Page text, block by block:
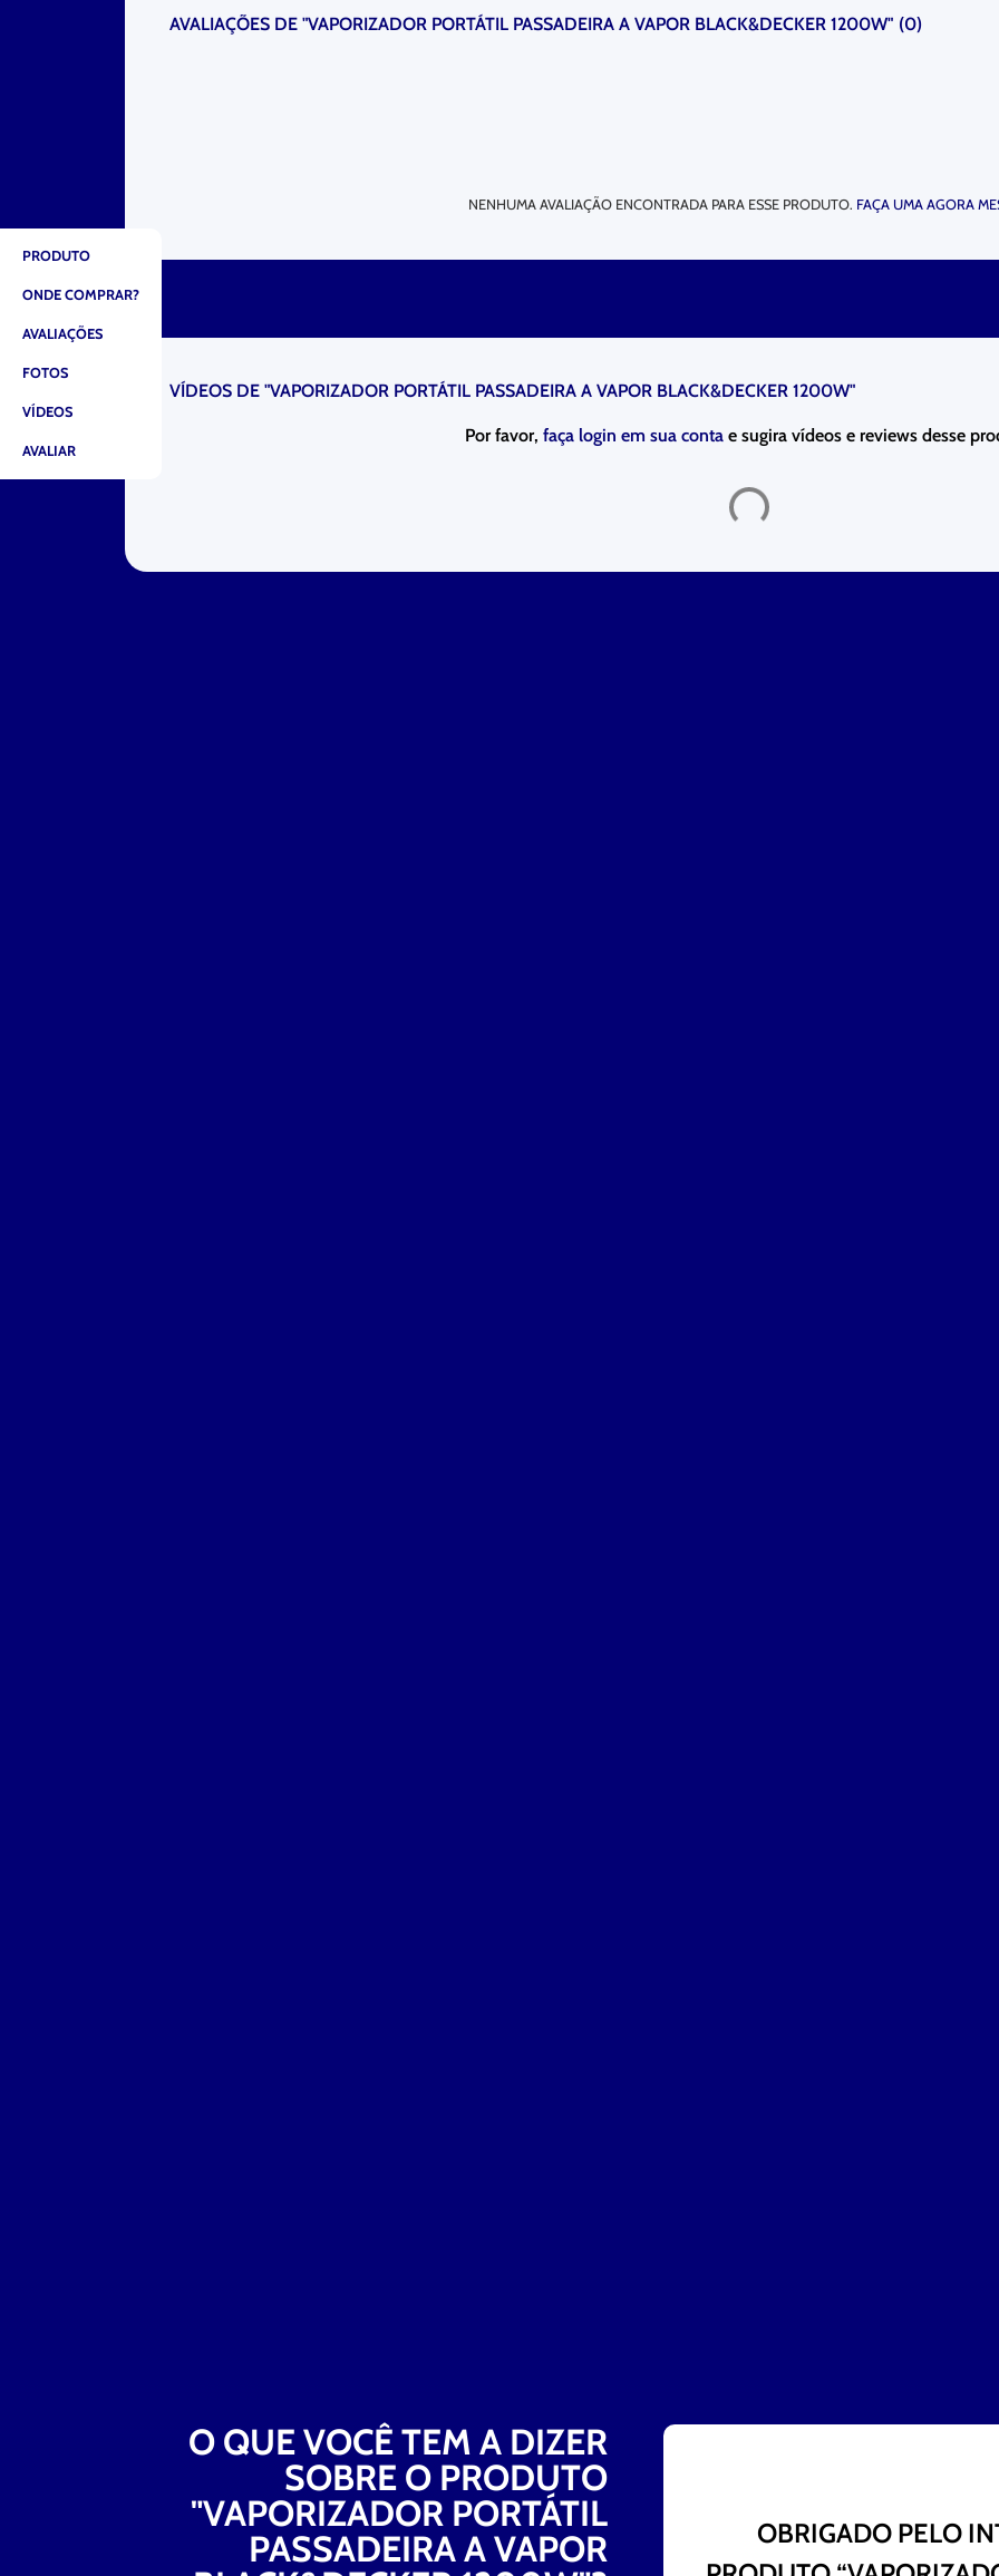
PRODUTO
ONDE COMPRAR?
AVALIAÇÕES
FOTOS
VÍDEOS
AVALIAR
AVALIAÇÕES DE "VAPORIZADOR PORTÁTIL PASSADEIRA A VAPOR BLACK&DECKER 1200W" (0)
NENHUMA AVALIAÇÃO ENCONTRADA PARA ESSE PRODUTO. FAÇA UMA AGORA
VÍDEOS DE "VAPORIZADOR PORTÁTIL PASSADEIRA A VAPOR BLACK&DECKER 1200W"
Por favor, faça login em sua contae sugira vídeos e reviews desse
O QUE VOCÊ TEM A DIZER
SOBRE O PRODUTO
"VAPORIZADOR PORTÁTIL
PASSADEIRA A VAPOR
OBRIGADO PELO